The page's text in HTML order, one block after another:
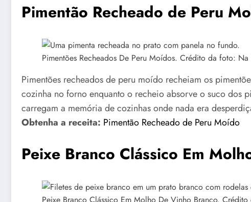
Pimentão Recheado de Peru
Pimentões Recheados De Peru Moídos. Crédito da foto:
Pimentões recheados de peru moído recheiam os
cozinha no forno enquanto o recheio absorve o suco dos
carregam a memória de cozinhas onde nada era
Obtenha a receita: Pimentão Recheado de Peru Moído
Peixe Branco Clássico Em